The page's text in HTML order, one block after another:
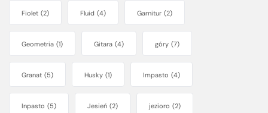
Fiolet (2) Fluid (4) Garnitur (2)
Geometria (1) Gitara (4) góry (7)
Granat (5) Husky (1) Impasto (4)
Inpasto (5) Jesień (2) jezioro (2)